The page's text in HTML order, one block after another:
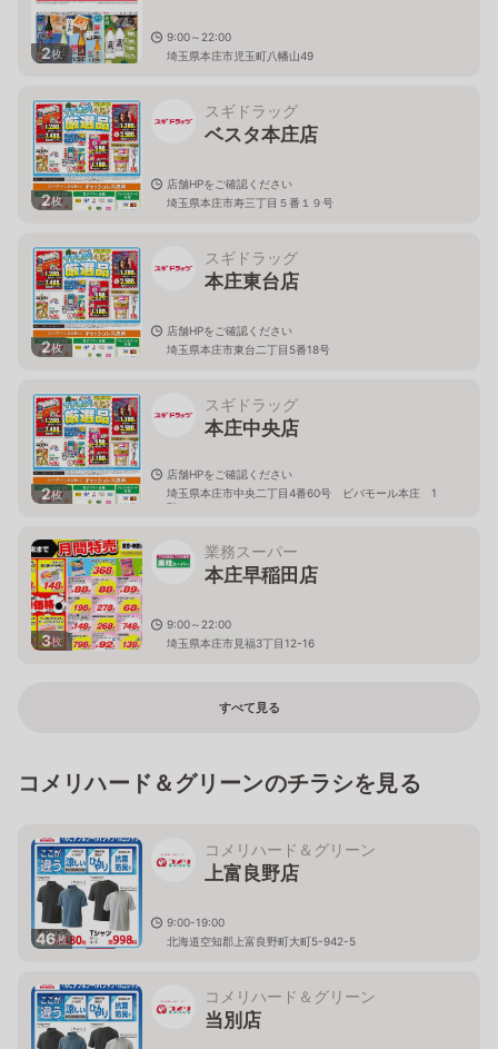
2枚
9:00～22:00
埼玉県本庄市児玉町八幡山49
2枚
スギドラッグ
ベスタ本庄店
店舗HPをご確認ください
埼玉県本庄市寿三丁目５番１９号
2枚
スギドラッグ
本庄東台店
店舗HPをご確認ください
埼玉県本庄市東台二丁目5番18号
2枚
スギドラッグ
本庄中央店
店舗HPをご確認ください
埼玉県本庄市中央二丁目4番60号 ビバモール本庄 1
階
3枚
業務スーパー
本庄早稲田店
9:00～22:00
埼玉県本庄市見福3丁目12-16
すべて見る
コメリハード＆グリーンのチラシを見る
46枚
コメリハード＆グリーン
上富良野店
9:00-19:00
北海道空知郡上富良野町大町5-942-5
コメリハード＆グリーン
当別店